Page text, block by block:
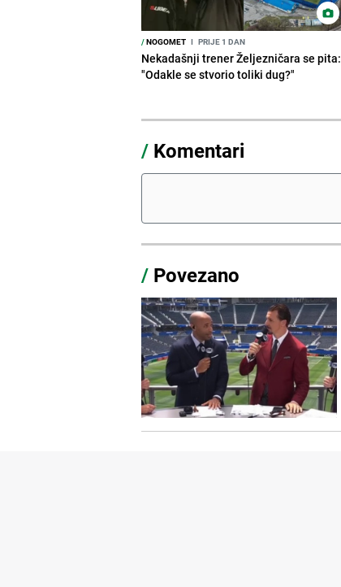
/NOGOMET I PRIJE 1 DAN
Nekadašnji trener Željezničara se pita:
"Odakle se stvorio toliki dug?"
/ Komentari
/ Povezano